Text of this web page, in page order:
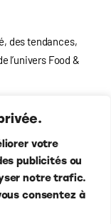
votre
publicités ou
notre trafic.
consentez à
des tendances,
l’univers Food&